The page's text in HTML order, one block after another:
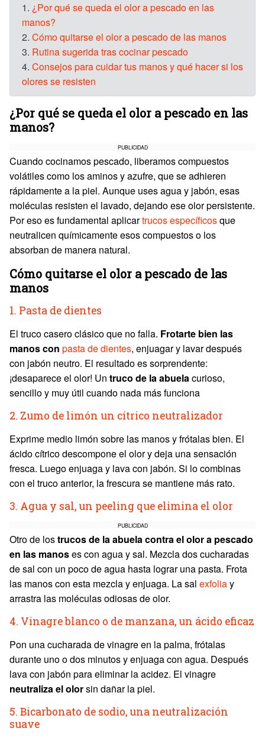
1. ¿Por qué se queda el olor a pescado en las
manos?
2. Cómo quitarse el olor a pescado de las manos
3. Rutina sugerida tras cocinar pescado
4. Consejos para cuidar tus manos y qué hacer si los
olores se resisten
¿Por qué se queda el olor a pescado en las
manos?
PUBLICIDAD
Cuando cocinamos pescado, liberamos compuestos
volátiles como los aminos y azufre, que se adhieren
rápidamente a la piel. Aunque uses agua y jabón, esas
moléculas resisten el lavado, dejando ese olor persistente.
Por eso es fundamental aplicartrucos específicosque
neutralicen químicamente esos compuestos o los
absorban de manera natural.
Cómo quitarse el olor a pescado de las
manos
1. Pasta de dientes
El truco casero clásico que no falla. Frotarte bien las
manos con pasta de dientes, enjuagar y lavar después
con jabón neutro. El resultado es sorprendente:
¡desaparece el olor! Un truco de la abuelacurioso,
sencillo y muy útil cuando nada más funciona
2. Zumo de limón un cítrico neutralizador
Exprime medio limón sobre las manos y frótalas bien. El
ácido cítrico descompone el olor y deja una sensación
fresca. Luego enjuaga y lava con jabón. Si lo combinas
con el truco anterior, la frescura se mantiene más rato.
3. Agua y sal, un peeling que elimina el olor
PUBLICIDAD
Otro de lostrucos de la abuela contra el olor a pescado
en las manoses con agua y sal. Mezcla dos cucharadas
de sal con un poco de agua hasta lograr una pasta. Frota
las manos con esta mezcla y enjuaga. La sal exfoliay
arrastra las moléculas odiosas de olor.
4. Vinagre blanco o de manzana, un ácido eficaz
Pon una cucharada de vinagre en la palma, frótalas
durante uno o dos minutos y enjuaga con agua. Después
lava con jabón para eliminar la acidez. El vinagre
neutraliza el olorsin dañar la piel.
5. Bicarbonato de sodio, una neutralización
suave